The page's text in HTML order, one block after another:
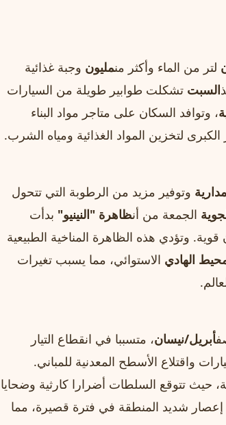
لتر من الماء وأكثر منمليون وجبة غذائية
السبت تشكلت طوابير طويلة من السيارات
، وتوافد السكان على متاجر مواد البناء
لتخزين المواد الغذائية ومياه الشرب.
وتوفير مزيد من الرطوبة التي تتحول
الجمعة من أنظاهرة "النينيو" بدأت
وتؤدي هذه الظاهرة المناخية الطبيعية
الهادي الاستوائي، مما يسبب تغيرات
أبريل/نيسان، متسببا في انقطاع التيار
واقتلاع الأسطح المعدنية للمباني.
حيث تتوقع السلطات أضرارا كارثية وضحايا
إعصار شديد المنطقة في فترة قصيرة، مما